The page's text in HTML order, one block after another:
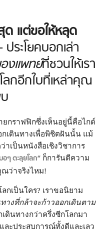
ด แต่ขอให้หลุด
ประโยคบอกเล่า
งแพทย์ที่ชวนให้เรา
ลกอีกใบที่เหล่าคุณ
ยกราฟฟิกซึ่งเห็นอยู่นี้คือไกด์
เดินทางเพื่อพิชิตฝันนั้น แม้
าเป็นหนังสือเชิงวิชาการ
อๆ ตะลุยโลก” ก็การันตีความ
ว่าจริงไหม!
กเป็นใคร? เราขอนิยาม
ทางที่กล้าจะก้าวออกเดินตาม
ดินทางกว่าครึ่งซีกโลกมา
ะประสบการณ์ทั้งดีและเลว